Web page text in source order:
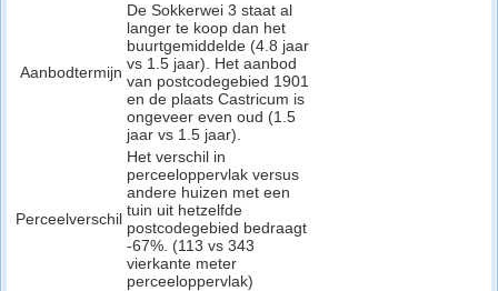
Aanbodtermijn
De Sokkerwei 3 staat al
langer te koop dan het
buurtgemiddelde (4.8 jaar
vs 1.5 jaar). Het aanbod
van postcodegebied 1901
en de plaats Castricum is
ongeveer even oud (1.5
jaar vs 1.5 jaar).
Perceelverschil
Het verschil in
perceeloppervlak versus
andere huizen met een
tuin uit hetzelfde
postcodegebied bedraagt
-67%. (113 vs 343
vierkante meter
perceeloppervlak)